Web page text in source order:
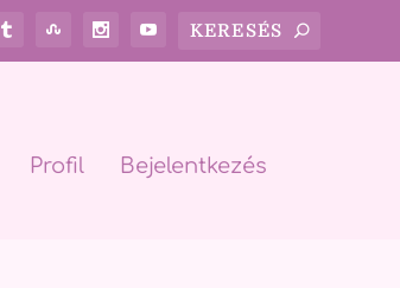
Profil Bejelentkezés